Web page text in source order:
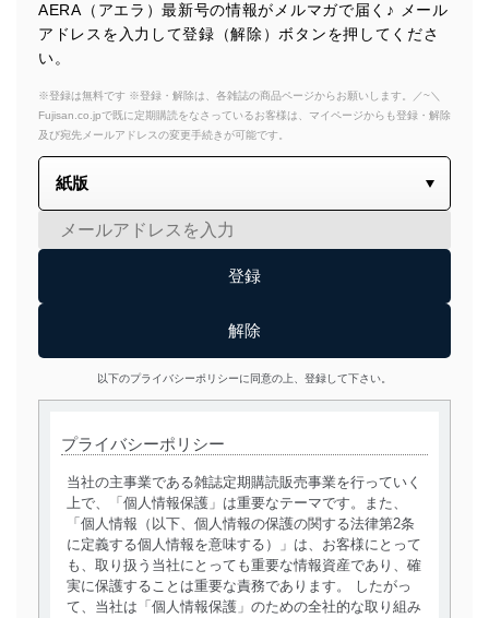
AERA（アエラ）最新号の情報がメルマガで届く♪ メール
アドレスを入力して登録（解除）ボタンを押してくださ
い。
※登録は無料です ※登録・解除は、各雑誌の商品ページからお願いします。／~＼
Fujisan.co.jpで既に定期購読をなさっているお客様は、マイページからも登録・解除
及び宛先メールアドレスの変更手続きが可能です。
以下のプライバシーポリシーに同意の上、登録して下さい。
プライバシーポリシー
当社の主事業である雑誌定期購読販売事業を行っていく
上で、「個人情報保護」は重要なテーマです。また、
「個人情報（以下、個人情報の保護の関する法律第2条
に定義する個人情報を意味する）」は、お客様にとって
も、取り扱う当社にとっても重要な情報資産であり、確
実に保護することは重要な責務であります。 したがっ
て、当社は「個人情報保護」のための全社的な取り組み